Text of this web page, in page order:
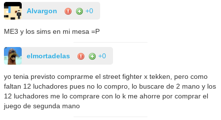
Alvargon +0
ME3 y los sims en mi mesa =P
elmortadelas +0
yo tenia previsto comprarme el street fighter x tekken, pero como
faltan 12 luchadores pues no lo compro, lo buscare de 2 mano y los
12 luchadores me lo comprare con lo k me ahorre por comprar el
juego de segunda mano